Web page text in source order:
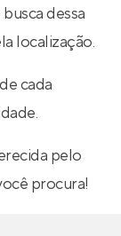
dessa
localização.
cada
pelo
procura!